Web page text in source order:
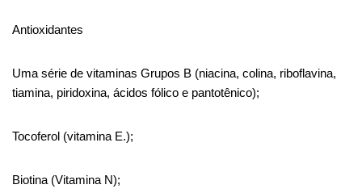
Antioxidantes
Uma série de vitaminas Grupos B (niacina, colina, riboflavina,
tiamina, piridoxina, ácidos fólico e pantotênico);
Tocoferol (vitamina E.);
Biotina (Vitamina N);